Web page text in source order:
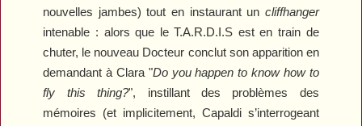
nouvelles jambes) tout en instaurant un cliffhanger
intenable : alors que le T.A.R.D.I.S est en train de
chuter, le nouveau Docteur conclut son apparition en
demandant à Clara "Do you happen to know how to
fly this thing?", instillant des problèmes des
mémoires (et implicitement, Capaldi s’interrogeant